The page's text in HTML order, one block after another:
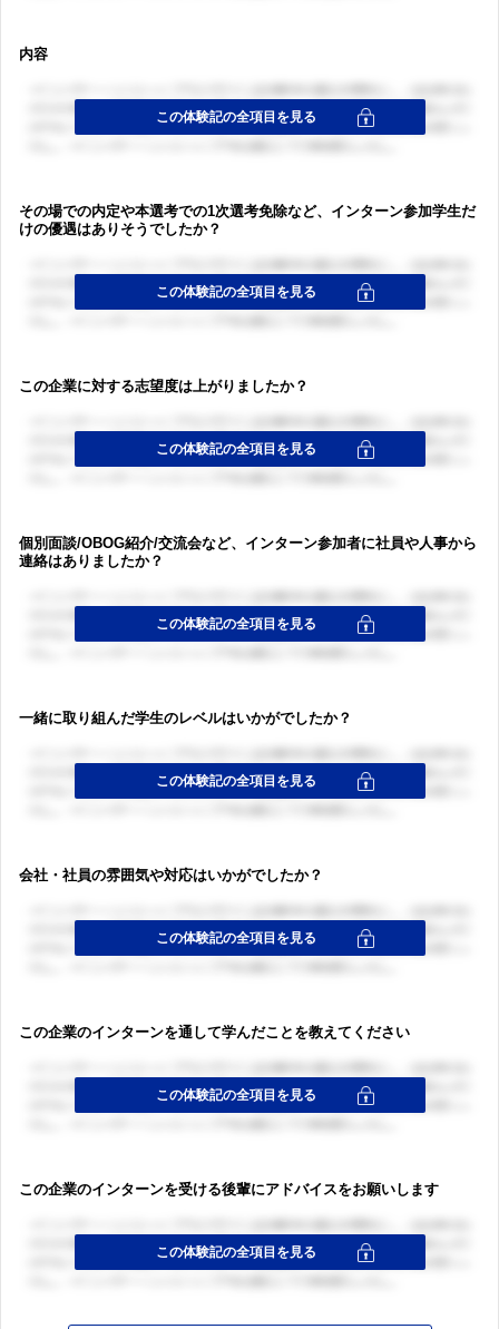
内容
その場での内定や本選考での1次選考免除など、インターン参加学生だ
けの優遇はありそうでしたか？
この企業に対する志望度は上がりましたか？
個別面談/OBOG紹介/交流会など、インターン参加者に社員や人事から
連絡はありましたか？
一緒に取り組んだ学生のレベルはいかがでしたか？
会社・社員の雰囲気や対応はいかがでしたか？
この企業のインターンを通して学んだことを教えてください
この企業のインターンを受ける後輩にアドバイスをお願いします
ログイン・会員登録
ログイン・会員登録